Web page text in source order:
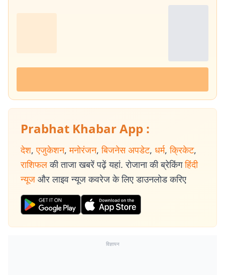
Prabhat Khabar App :
देश, एजुकेशन, मनोरंजन, बिजनेस अपडेट, धर्म, क्रिकेट,
राशिफल की ताजा खबरें पढ़ें यहां. रोजाना की ब्रेकिंग हिंदी
न्यूज और लाइव न्यूज कवरेज के लिए डाउनलोड करिए
विज्ञापन